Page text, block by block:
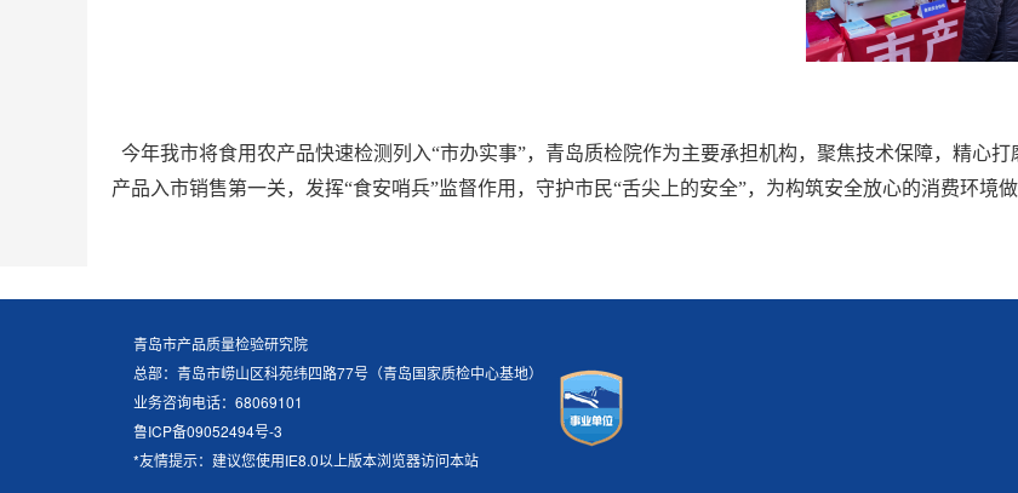
今年我市将食用农产品快速检测列入“市办实事”，青岛质检院作为主要承担机构，聚焦技术保障，精心
产品入市销售第一关，发挥“食安哨兵”监督作用，守护市民“舌尖上的安全”，为构筑安全放心的消费环境做
青岛市产品质量检验研究院
总部：青岛市崂山区科苑纬四路77号（青岛国家质检中心基地）
业务咨询电话：68069101
鲁ICP备09052494号-3
*友情提示：建议您使用IE8.0以上版本浏览器访问本站